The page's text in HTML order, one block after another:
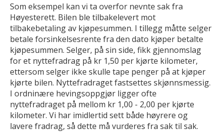
Som eksempel kan vi ta overfor nevnte sak fra
Høyesterett. Bilen ble tilbakelevert mot
tilbakebetaling av kjøpesummen. I tillegg måtte selger
betale forsinkelsesrente fra den dato kjøper betalte
kjøpesummen. Selger, på sin side, fikk gjennomslag
for et nyttefradrag på kr 1,50 per kjørte kilometer,
ettersom selger ikke skulle tape penger på at kjøper
kjørte bilen. Nyttefradraget fastsettes skjønnsmessig.
I ordninære hevingsoppgjør ligger ofte
nyttefradraget på mellom kr 1,00 - 2,00 per kjørte
kilometer. Vi har imidlertid sett både høyrere og
lavere fradrag, så dette må vurderes fra sak til sak.